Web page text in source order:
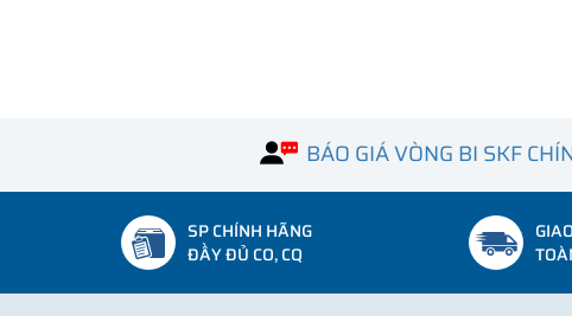
BÁO GIÁ VÒNG BI SKF
SP CHÍNH HÃNG
ĐẦY ĐỦ CO, CQ